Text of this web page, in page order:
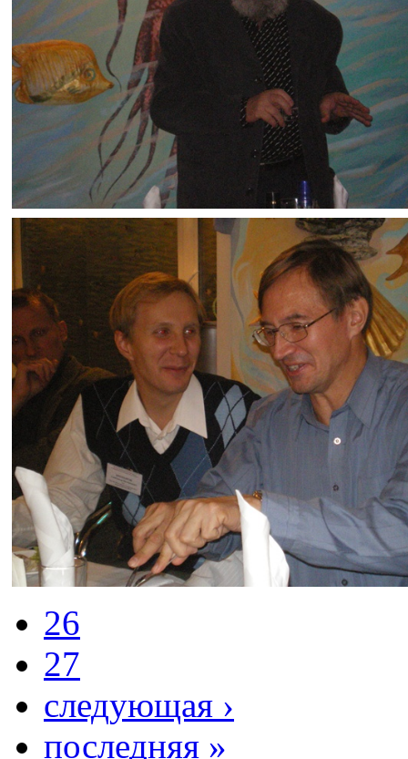
26
27
следующая ›
последняя »